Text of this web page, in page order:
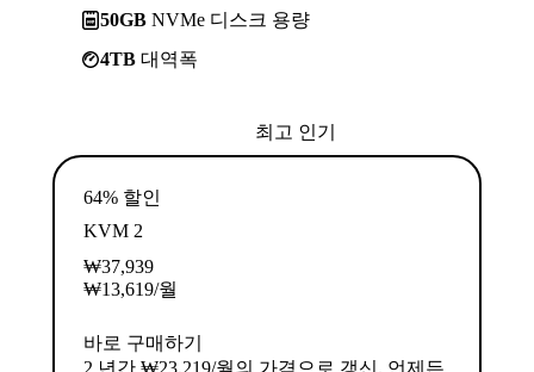
50GB NVMe 디스크 용량
4TB 대역폭
최고 인기
64% 할인
KVM 2
₩37,939
₩13,619/월
바로 구매하기
2 년간 ₩23,219/월의 가격으로 갱신. 언제든